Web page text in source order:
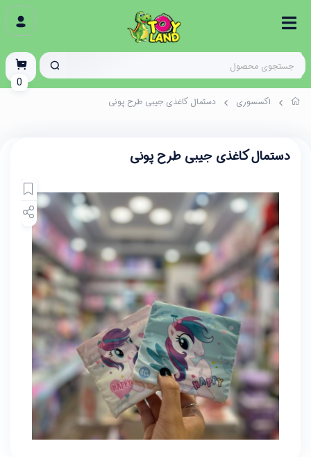
اکسسوری دستمال کاغذی جیبی طرح پونی
دستمال کاغذی جیبی طرح پونی
0